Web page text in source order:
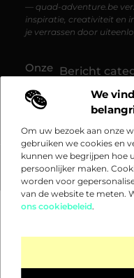
We
Om uw bezoek aan onze
gebruiken we cookies en
kunnen we begrijpen hoe
persoonlijker maken.
worden voor
van de website te meten.
ons cookiebeleid.
— quad-adventure.be
inspiratie, creativiteit en
je verrassen door
Onze Bericht
@2025 www.quad-